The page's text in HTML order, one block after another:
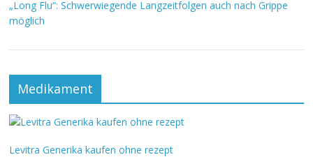
„Long Flu“: Schwerwiegende Langzeitfolgen auch nach Grippe
möglich
Medikament
Levitra Generika kaufen ohne rezept